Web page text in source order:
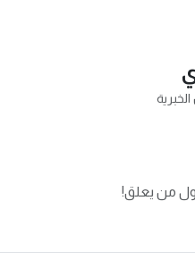
من يعلق!